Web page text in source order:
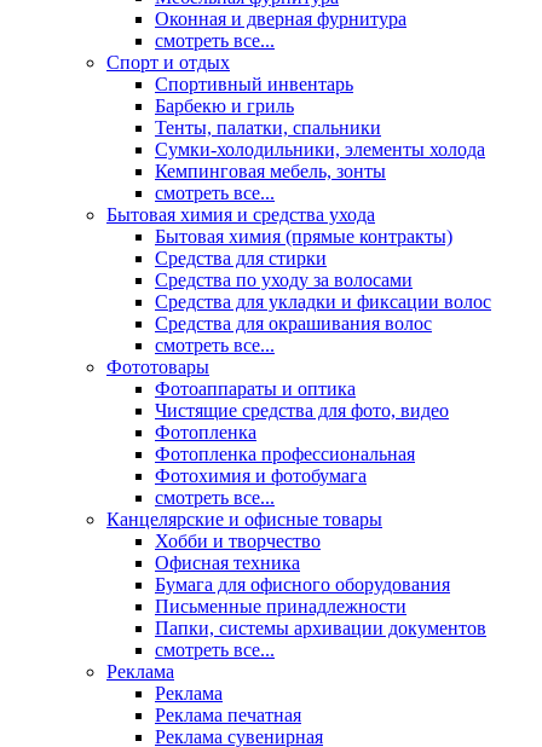
Оконная и дверная фурнитура
смотреть все...
Спорт и отдых
Спортивный инвентарь
Барбекю и гриль
Тенты, палатки, спальники
Сумки-холодильники, элементы холода
Кемпинговая мебель, зонты
смотреть все...
Бытовая химия и средства ухода
Бытовая химия (прямые контракты)
Средства для стирки
Средства по уходу за волосами
Средства для укладки и фиксации волос
Средства для окрашивания волос
смотреть все...
Фототовары
Фотоаппараты и оптика
Чистящие средства для фото, видео
Фотопленка
Фотопленка профессиональная
Фотохимия и фотобумага
смотреть все...
Канцелярские и офисные товары
Хобби и творчество
Офисная техника
Бумага для офисного оборудования
Письменные принадлежности
Папки, системы архивации документов
смотреть все...
Реклама
Реклама
Реклама печатная
Реклама сувенирная